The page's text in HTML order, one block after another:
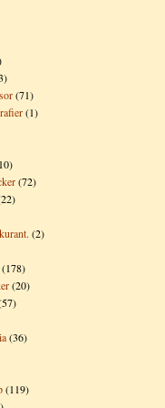
(71)
(1)
(72)
(2)
(178)
(20)
(36)
(119)